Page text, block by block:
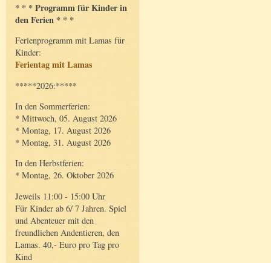
* * * Programm für Kinder in
den Ferien * * *
Ferienprogramm mit Lamas für
Kinder:
Ferientag mit Lamas
*****2026:*****
In den Sommerferien:
* Mittwoch, 05. August 2026
* Montag, 17. August 2026
* Montag, 31. August 2026
In den Herbstferien:
* Montag, 26. Oktober 2026
Jeweils 11:00 - 15:00 Uhr
Für Kinder ab 6/ 7 Jahren. Spiel
und Abenteuer mit den
freundlichen Andentieren, den
Lamas. 40,- Euro pro Tag pro
Kind